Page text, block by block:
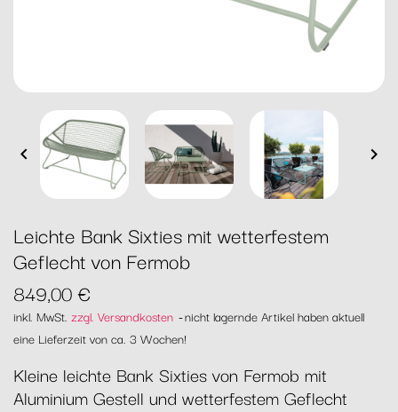
 
Leichte Bank Sixties mit wetterfestem
Geflecht von Fermob
849,00 €
inkl. MwSt. zzgl. Versandkosten nicht lagernde Artikel haben aktuell
eine Lieferzeit von ca. 3 Wochen!
Kleine leichte Bank Sixties von Fermob mit
Aluminium Gestell und wetterfestem Geflecht